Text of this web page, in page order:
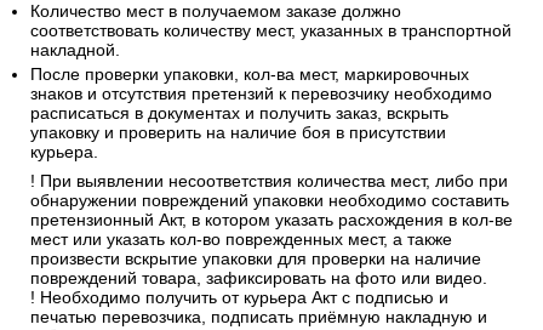
Количество мест в получаемом заказе должно
соответствовать количеству мест, указанных в транспортной
накладной.
После проверки упаковки, кол-ва мест, маркировочных
знаков и отсутствия претензий к перевозчику необходимо
расписаться в документах и получить заказ, вскрыть
упаковку и проверить на наличие боя в присутствии
курьера.
! При выявлении несоответствия количества мест, либо при
обнаружении повреждений упаковки необходимо составить
претензионный Акт, в котором указать расхождения в кол-ве
мест или указать кол-во поврежденных мест, а также
произвести вскрытие упаковки для проверки на наличие
повреждений товара, зафиксировать на фото или видео.
! Необходимо получить от курьера Акт с подписью и
печатью перевозчика, подписать приёмную накладную и